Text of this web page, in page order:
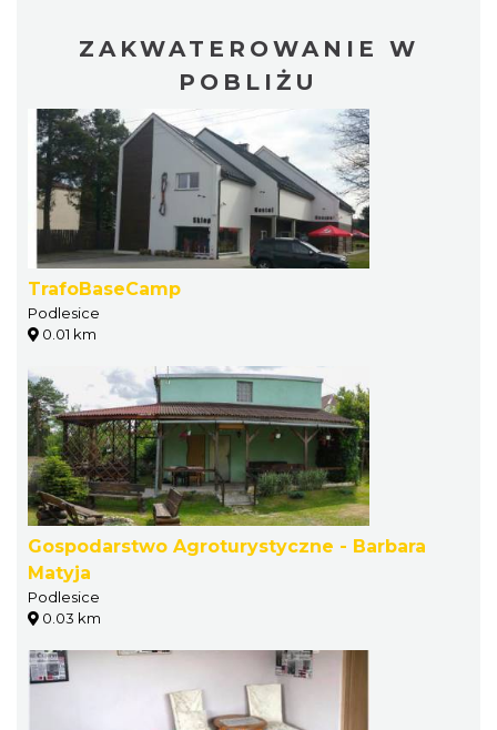
ZAKWATEROWANIE W
POBLIŻU
TrafoBaseCamp
Podlesice
0.01 km
Gospodarstwo Agroturystyczne - Barbara
Matyja
Podlesice
0.03 km